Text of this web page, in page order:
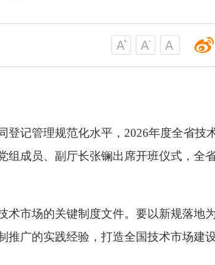
登记管理规范化水平， 2026年度全省技
组成员、副厅长张镧出席开班仪式 ，全
术市场的关键制度文件。要以新规落地
推广的实践经验，打造全国技术市场建